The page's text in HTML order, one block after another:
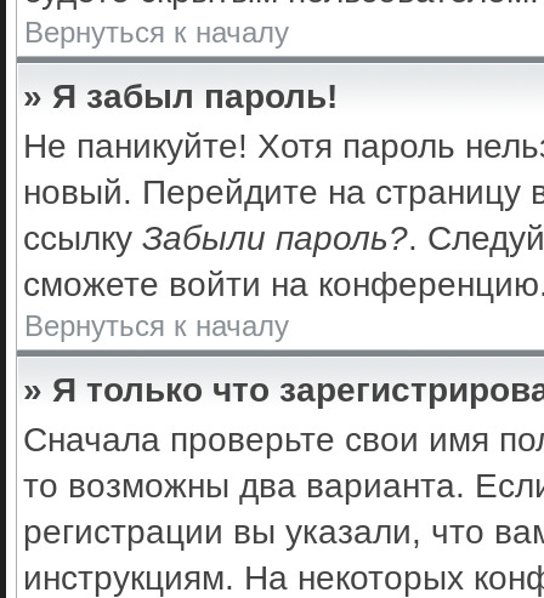
Вернуться к началу
» Я забыл пароль!
Не паникуйте! Хотя пароль
новый. Перейдите на
ссылку Забыли пароль?.
сможете войти на
Вернуться к началу
» Я только что
Сначала проверьте свои имя
то возможны два варианта.
регистрации вы указали, что
инструкциям. На некоторых